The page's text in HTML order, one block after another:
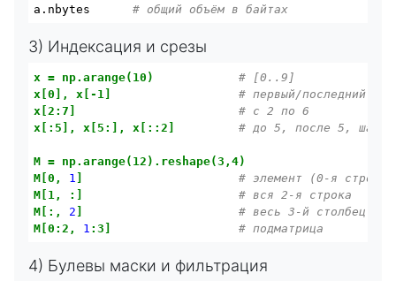
a.nbytes # общий объём в байтах
3) Индексация и срезы
x = np.arange(10)
# [0..9]
x[0],
x[-1]
# первый/последний
x[2:7]
# с 2 по 6
x[:5],
x[5:], x[::2] # до 5, после 5, шаг 2
M = np.arange(12).reshape(3,4)
M[0,
1 ]
# элемент (0-я
M[1,
:]
# вся 2-я строка
M[:,
2 ]
# весь 3-й столбец
M[0:2,
1 :3] # подматрица
4) Булевы маски и фильтрация